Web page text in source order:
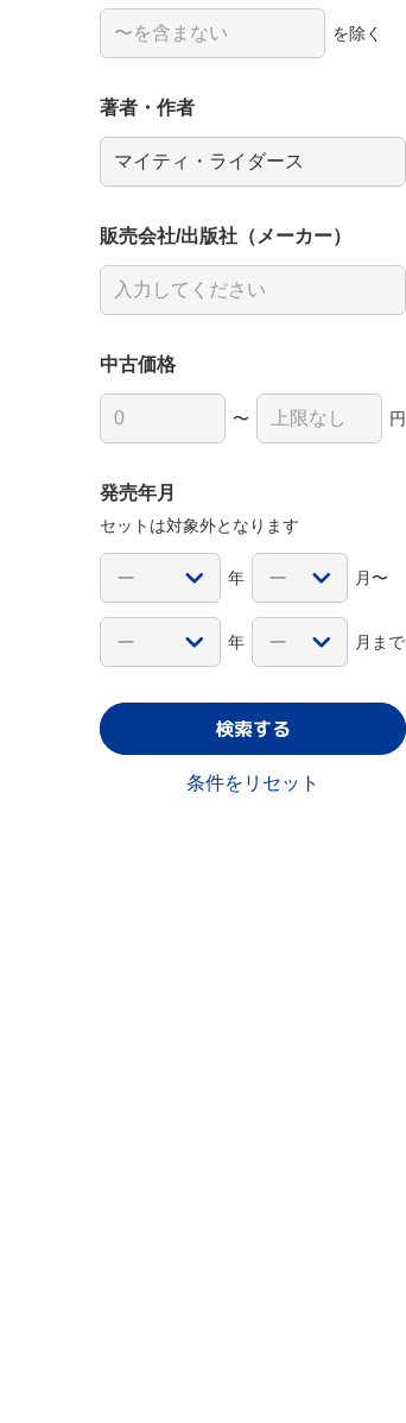
を除く
著者・作者
販売会社/出版社（メーカー）
中古価格
〜 円
発売年月
セットは対象外となります
年 月〜
年 月まで
検索する
条件をリセット